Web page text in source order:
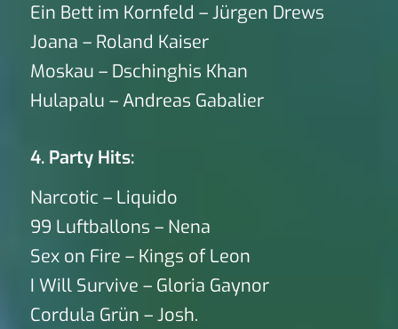
Ein Bett im Kornfeld – Jürgen Drews
Joana – Roland Kaiser
Moskau – Dschinghis Khan
Hulapalu – Andreas Gabalier
4. Party Hits:
Narcotic – Liquido
99 Luftballons – Nena
Sex on Fire – Kings of Leon
I Will Survive – Gloria Gaynor
Cordula Grün – Josh.